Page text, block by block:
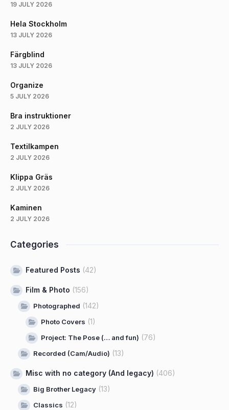
19 JULY 2026
Hela Stockholm
13 JULY 2026
Färgblind
13 JULY 2026
Organize
5 JULY 2026
Bra instruktioner
2 JULY 2026
Textilkampen
2 JULY 2026
Klippa Gräs
2 JULY 2026
Kaminen
2 JULY 2026
Categories
Featured Posts (42)
Film & Photo (156)
Photographed (142)
Photo Covers (1)
Project: The Pose (… and fun) (76)
Recorded (Cam/Audio) (13)
Misc with no category (And legacy) (406)
Big Brother Legacy (13)
Classics (12)